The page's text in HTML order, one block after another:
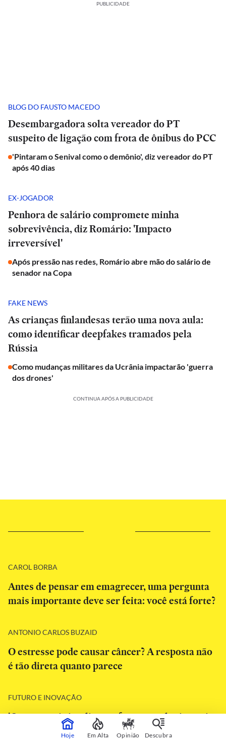
PUBLICIDADE
BLOG DO FAUSTO MACEDO
Desembargadora solta vereador do PT
suspeito de ligação com frota de ônibus do PCC
'Pintaram o Senival como o demônio', diz vereador do PT
após 40 dias
EX-JOGADOR
Penhora de salário compromete minha
sobrevivência, diz Romário: 'Impacto
irreversível'
Após pressão nas redes, Romário abre mão do salário de
senador na Copa
FAKE NEWS
As crianças finlandesas terão uma nova aula:
como identificar deepfakes tramados pela
Rússia
Como mudanças militares da Ucrânia impactarão 'guerra
dos drones'
CONTINUA APÓS A PUBLICIDADE
CAROL BORBA
Antes de pensar em emagrecer, uma pergunta
mais importante deve ser feita: você está forte?
ANTONIO CARLOS BUZAID
O estresse pode causar câncer? A resposta não
é tão direta quanto parece
FUTURO E INOVAÇÃO
'Quanto mais inteligente for a tecnologia, mais
humano terá que ser o nosso cuidado'
Hoje Em Alta Opinião Descubra